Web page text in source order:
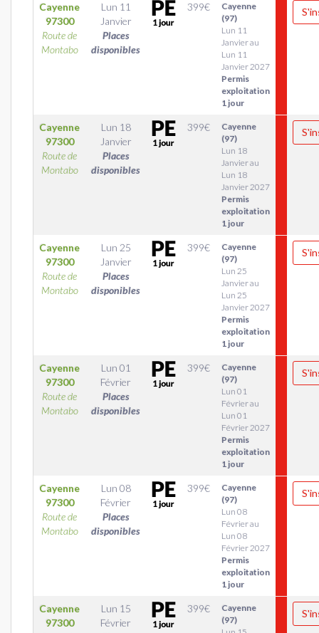
Cayenne
97300
Route de
Montabo
Lun 11
Janvier
Places
disponibles
399€
Cayenne
(97)
Lun 11
Janvier au
Lun 11
Janvier 2027
Permis
exploitation
1 jour
Cayenne
97300
Route de
Montabo
Lun 18
Janvier
Places
disponibles
399€
Cayenne
(97)
Lun 18
Janvier au
Lun 18
Janvier 2027
Permis
exploitation
1 jour
Cayenne
97300
Route de
Montabo
Lun 25
Janvier
Places
disponibles
399€
Cayenne
(97)
Lun 25
Janvier au
Lun 25
Janvier 2027
Permis
exploitation
1 jour
Cayenne
97300
Route de
Montabo
Lun 01
Février
Places
disponibles
399€
Cayenne
(97)
Lun 01
Février au
Lun 01
Février 2027
Permis
exploitation
1 jour
Cayenne
97300
Route de
Montabo
Lun 08
Février
Places
disponibles
399€
Cayenne
(97)
Lun 08
Février au
Lun 08
Février 2027
Permis
exploitation
1 jour
Cayenne
97300
Lun 15
Février
399€
Cayenne
(97)